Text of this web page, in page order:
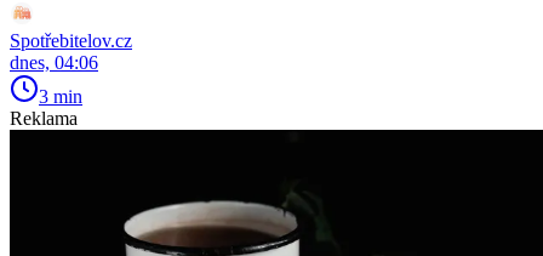
Spotřebitelov.cz
dnes, 04:06
3 min
Reklama